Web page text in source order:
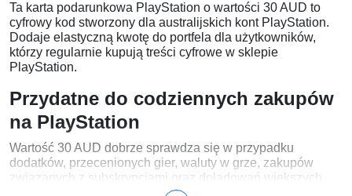
Ta karta podarunkowa PlayStation o wartości 30 AUD to
cyfrowy kod stworzony dla australijskich kont PlayStation.
Dodaje elastyczną kwotę do portfela dla użytkowników,
którzy regularnie kupują treści cyfrowe w sklepie
PlayStation.
Przydatne do codziennych zakupów
na PlayStation
Wartość 30 AUD dobrze sprawdza się w przypadku
dodatków, przecenionych gier, waluty w grze, zakupów
związanych z subskrypcjami oraz doładowań większych